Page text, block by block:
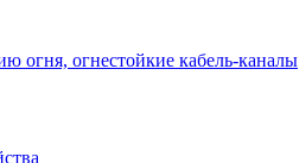
огня, огнестойкие кабель-каналы